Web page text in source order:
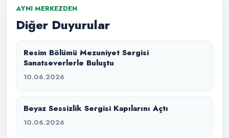
AYNI MERKEZDEN
Diğer Duyurular
Resim Bölümü Mezuniyet Sergisi
Sanatseverlerle Buluştu
10.06.2026
Beyaz Sessizlik Sergisi Kapılarını Açtı
10.06.2026